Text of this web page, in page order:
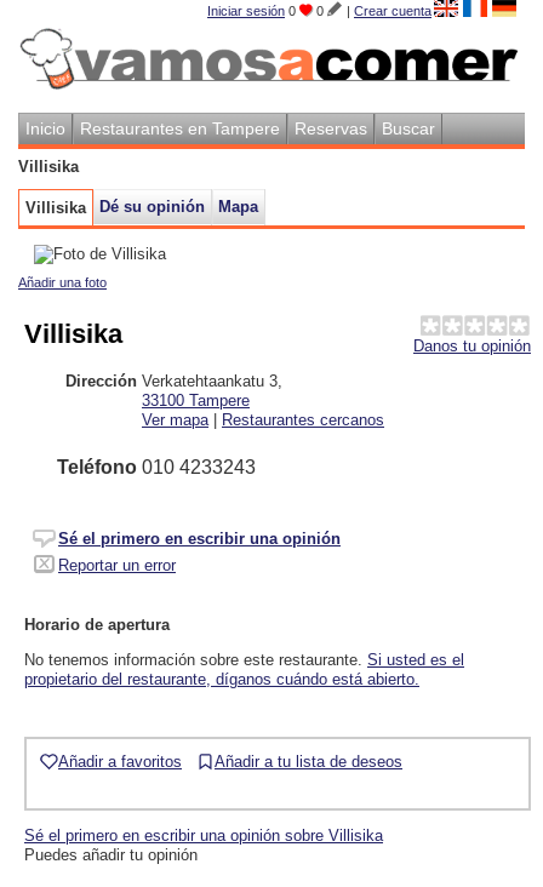
Iniciar sesión 0 0 | Crear cuenta
Inicio Restaurantes en Tampere Reservas Buscar
Villisika
Villisika Dé su opinión Mapa
Añadir una foto
Danos tu opinión
Villisika
Dirección Verkatehtaankatu 3
33100 Tampere
Ver mapa | Restaurantes cercanos
Teléfono 010 4233243
Sé el primero en escribir una opinión
Reportar un error
Horario de apertura
No tenemos información sobre este restaurante. Si usted es el
propietario del restaurante, díganos cuándo está abierto.
Añadir a favoritos Añadir a tu lista de deseos
Sé el primero en escribir una opinión sobre Villisika
Puedes añadir tu opinión